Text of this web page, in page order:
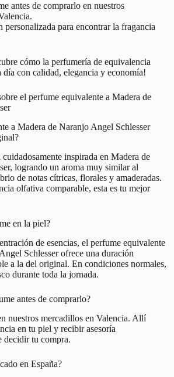
antes de comprarlo en nuestros
personalizada para encontrar la fragancia
cómo la perfumería de equivalencia
día con calidad, elegancia y economía!
el perfume equivalente a Madera de
a Madera de Naranjo Angel Schlesser
inspirada en Madera de
logrando un aroma muy similar al
de notas cítricas, florales y amaderadas.
olfativa comparable, esta es tu mejor
en la piel?
de esencias, el perfume equivalente
Schlesser ofrece una duración
a la del original. En condiciones normales,
durante toda la jornada.
antes de comprarlo?
nuestros mercadillos en Valencia. Allí
en tu piel y recibir asesoría
decidir tu compra.
en España?